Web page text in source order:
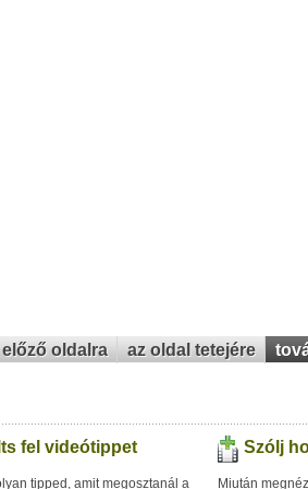
oldalra az oldal tetejére
fel videótippet
tipped, amit megosztanál a
Szólj
Miután